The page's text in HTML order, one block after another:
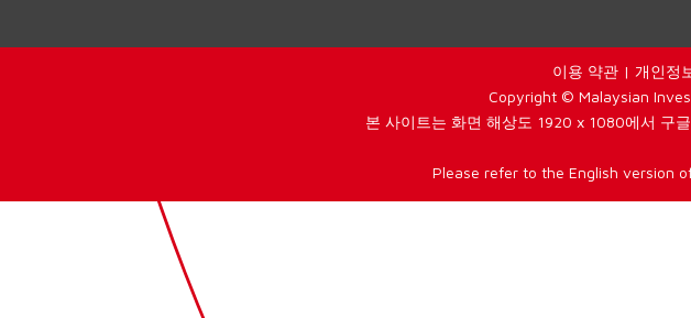
이용 약관| 개인정
Copyright © Malaysian
본 사이트는 화면 해상도 1920 x 1080에서 구
Please refer to the English version